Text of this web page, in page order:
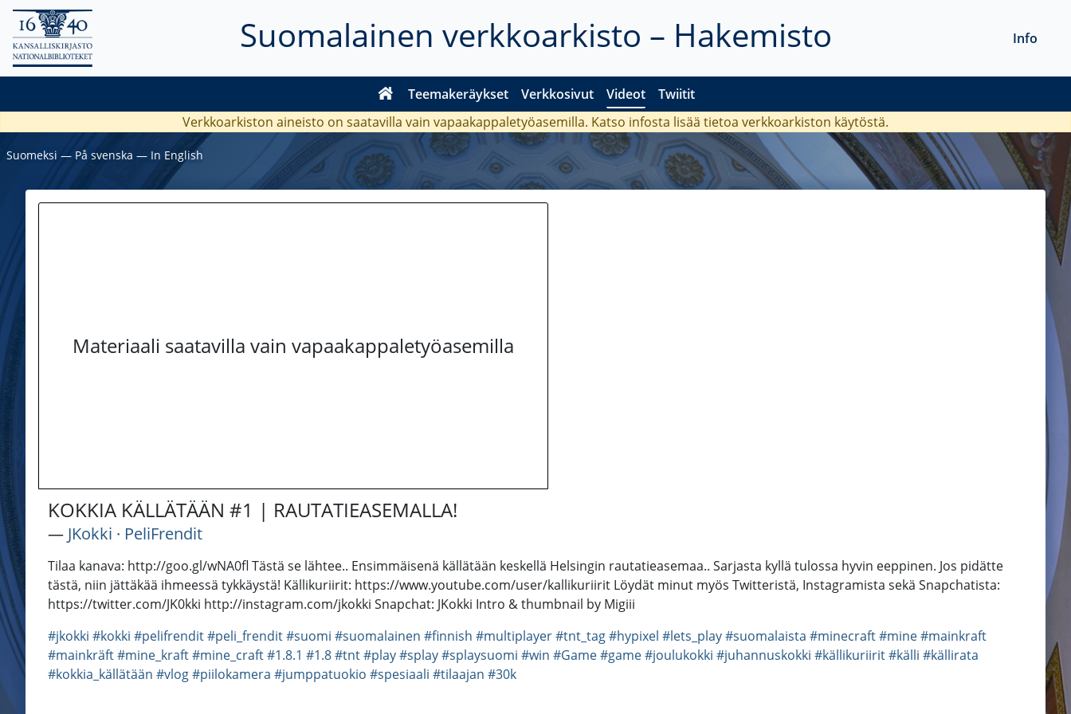
Suomalainen verkkoarkisto – Hakemisto
Teemakeräykset Verkkosivut Videot Twiitit
Info
Verkkoarkiston aineisto on saatavilla vain vapaakappaletyöasemilla. Katso infosta lisää tietoa verkkoarkiston käytöstä.
Suomeksi ― På svenska ― In English
Materiaali saatavilla vain vapaakappaletyöasemilla
KOKKIA KÄLLÄTÄÄN #1 | RAUTATIEASEMALLA!
― JKokki · PeliFrendit
Tilaa kanava: http://goo.gl/wNA0fl Tästä se lähtee.. Ensimmäisenä källätään keskellä Helsingin rautatieasemaa.. Sarjasta kyllä tulossa hyvin eeppinen. Jos pidätte
tästä, niin jättäkää ihmeessä tykkäystä! Källikuriirit: https://www.youtube.com/user/kallikuriirit Löydät minut myös Twitteristä, Instagramista sekä Snapchatista:
https://twitter.com/JK0kki http://instagram.com/jkokki Snapchat: JKokki Intro & thumbnail by Migiii
#jkokki #kokki #pelifrendit#peli_frendit#suomi #suomalainen #finnish #multiplayer#tnt_tag#hypixel #lets_play#suomalaista #minecraft#mine#mainkraft
#mainkräft#mine_kraft#mine_craft#1.8.1 #1.8#tnt#play#splay#splaysuomi #win #Game#game#joulukokki #juhannuskokki #källikuriirit#källi #källirata
#kokkia_källätään #vlog#piilokamera #jumppatuokio #spesiaali #tilaajan #30k